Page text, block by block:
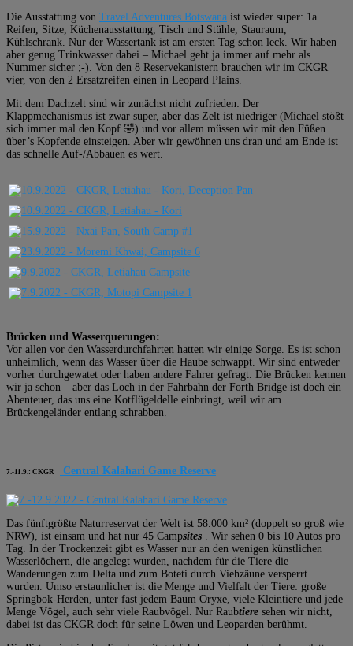
Die Ausstattung von Travel Adventures Botswana ist wieder super: 1a
Reifen, Sitze, Küchenausstattung, Tisch und Stühle, Stauraum,
Kühlschrank. Nur der Wassertank ist am ersten Tag schon leck. Wir haben
aber genug Trinkwasser dabei – Michael geht ja immer auf mehr als
Nummer sicher ;-). Von den 8 Reservekanistern brauchen wir im CKGR
vier, von den 2 Ersatzreifen einen in Leopard Plains.
Mit dem Dachzelt sind wir zunächst nicht zufrieden: Der
Klappmechanismus ist zwar super, aber das Zelt ist niedriger (Michael stößt
sich immer mal den Kopf 🤣) und vor allem müssen wir mit den Füßen
über’s Kopfende einsteigen. Aber wir gewöhnen uns dran und am Ende ist
das schnelle Auf-/Abbauen es wert.
Brücken und Wasserquerungen:
Vor allen vor den Wasserdurchfahrten hatten wir einige Sorge. Es ist schon
unheimlich, wenn das Wasser über die Haube schwappt. Wir sind entweder
vorher durchgewatet oder haben andere Fahrer gefragt. Die Brücken kennen
wir ja schon – aber das Loch in der Fahrbahn der Forth Bridge ist doch ein
Abenteuer, das uns eine Kotflügeldelle einbringt, weil wir am
Brückengeländer entlang schrabben.
7.-11.9.: CKGR – Central Kalahari Game Reserve
Das fünftgrößte Naturreservat der Welt ist 58.000 km² (doppelt so groß wie
NRW), ist einsam und hat nur 45 Campsites . Wir sehen 0 bis 10 Autos pro
Tag. In der Trockenzeit gibt es Wasser nur an den wenigen künstlichen
Wasserlöchern, die angelegt wurden, nachdem für die Tiere die
Wanderungen zum Delta und zum Boteti durch Viehzäune versperrt
wurden. Umso erstaunlicher ist die Menge und Vielfalt der Tiere: große
Springbok-Herden, unter fast jedem Baum Oryxe, viele Kleintiere und jede
Menge Vögel, auch sehr viele Raubvögel. Nur Raubtiere sehen wir nicht,
dabei ist das CKGR doch für seine Löwen und Leoparden berühmt.